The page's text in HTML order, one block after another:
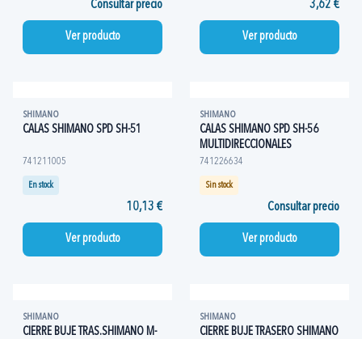
Consultar precio
Ver producto
3,62 €
Ver producto
SHIMANO
CALAS SHIMANO SPD SH-51
741211005
En stock
10,13 €
Ver producto
SHIMANO
CALAS SHIMANO SPD SH-56
MULTIDIRECCIONALES
741226634
Sin stock
Consultar precio
Ver producto
SHIMANO
CIERRE BUJE TRAS.SHIMANO M-
SHIMANO
CIERRE BUJE TRASERO SHIMANO